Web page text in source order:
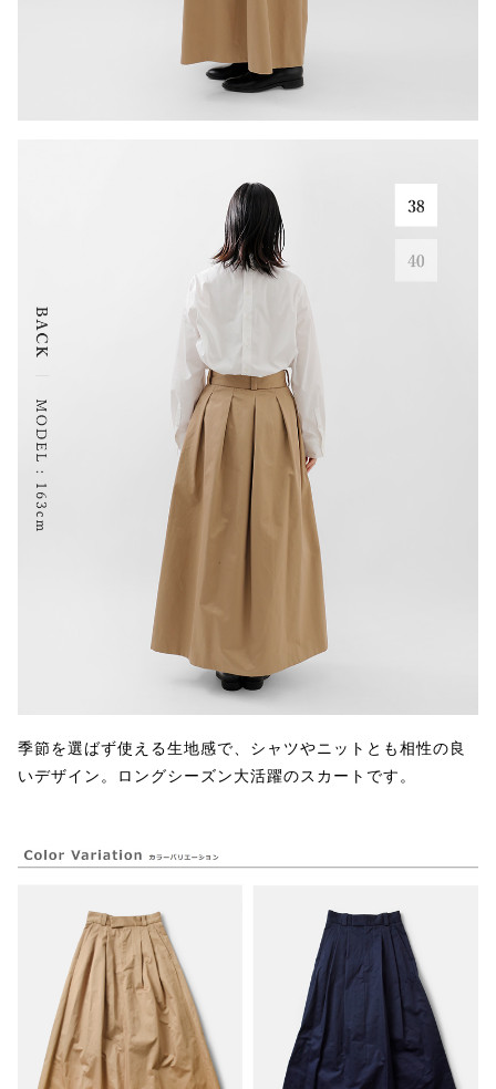
季節を選ばず使える生地感で、シャツやニットとも相性の良
いデザイン。ロングシーズン大活躍のスカートです。